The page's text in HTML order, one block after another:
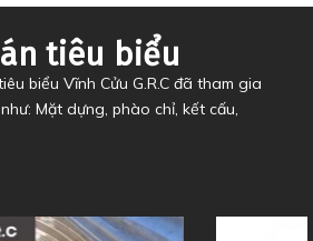
tiêu biểu
biểu Vĩnh Cửu G.R.C đã tham gia
Mặt dựng, phào chỉ, kết cấu,